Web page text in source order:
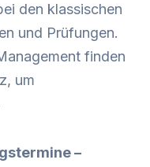
den klassischen
und Prüfungen.
finden
um
–